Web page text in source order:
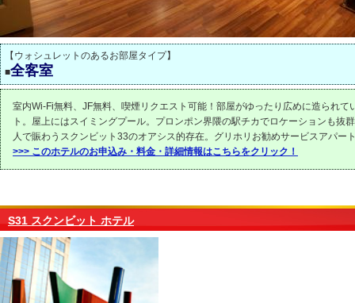
【ウォシュレットのあるお部屋タイプ】
■全客室
室内Wi-Fi無料、JF無料、喫煙リクエスト可能！部屋がゆったり広めに造られて
ト。屋上にはスイミングプール。プロンポン界隈の駅チカでロケーションも抜
人で賑わうスクンビット33のオアシス的存在。グリホリお勧めサービスアパー
>>> このホテルのお申込み・料金・詳細情報はこちらをクリック！
S31 スクンビット ホテル